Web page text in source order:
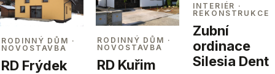
RODINNÝ DŮM ·
NOVOSTAVBA
RD Frýdek
RODINNÝ DŮM ·
NOVOSTAVBA
RD Kuřim
INTERIÉR ·
REKONSTRUKCE
Zubní
ordinace
Silesia Dent